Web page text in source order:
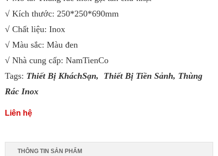
√ Kích thước: 250*250*690mm
√ Chất liệu: Inox
√ Màu sắc: Màu đen
√ Nhà cung cấp: NamTienCo
Tags: Thiết Bị KháchSạn, Thiết Bị Tiền Sảnh, Thùng
Rác Inox
Liên hệ
THÔNG TIN SẢN PHẨM